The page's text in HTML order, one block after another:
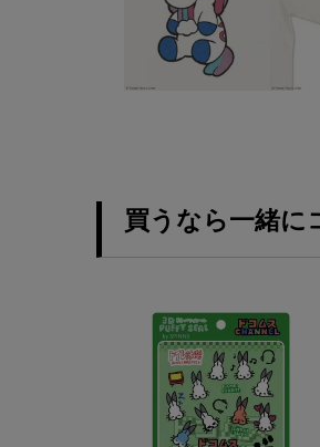
買うなら一緒に